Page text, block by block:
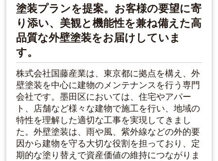
塗装プランを提案。お客様の要望に寄
り添い、美観と機能性を兼ね備えた高
品質な外壁塗装をお届けしていま
す。
株式会社国藤産業は、東京都に拠点を構え、外
壁塗装を中心に建物のメンテナンスを行う専門
会社です。墨田区においては、住宅やアパー
ト、店舗など様々な建物で施工を行い、地域の
特性を理解した適切な工事を実現してきまし
た。外壁塗装は、雨や風、紫外線などの外的要
因から建物を守る大切な役割を担っており、定
期的な塗り替えで資産価値の維持につながりま